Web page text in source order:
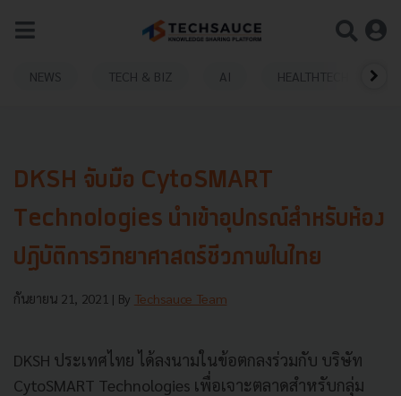
NEWS TECH & BIZ AI HEALTHTECH
DKSH จับมือ CytoSMART
Technologies นำเข้าอุปกรณ์สำหรับห้อง
ปฏิบัติการวิทยาศาสตร์ชีวภาพในไทย
กันยายน 21, 2021 | By Techsauce Team
DKSH ประเทศไทย ได้ลงนามในข้อตกลงร่วมกับ บริษัท
CytoSMART Technologies เพื่อเจาะตลาดสำหรับกลุ่ม